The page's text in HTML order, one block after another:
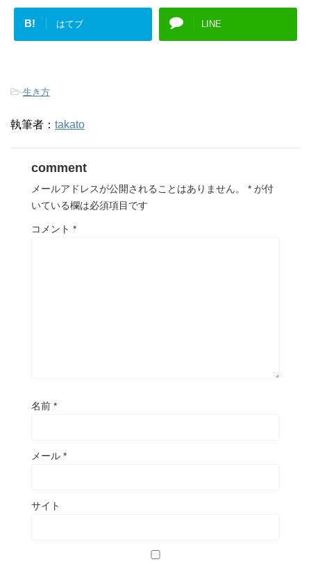
B! はてブ LINE
-生き方
執筆者： takato
comment
メールアドレスが公開されることはありません。 * が付
いている欄は必須項目です
コメント *
名前 *
メール *
サイト